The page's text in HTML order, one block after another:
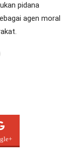
pidana
agen moral